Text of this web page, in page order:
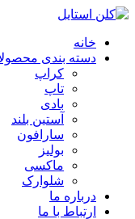
خانه
دسته بندی
کراپ
تاپ
بادی
آستین بلند
سارافون
بولیز
ماکسی
شلوارک
درباره ما
ارتباط با ما